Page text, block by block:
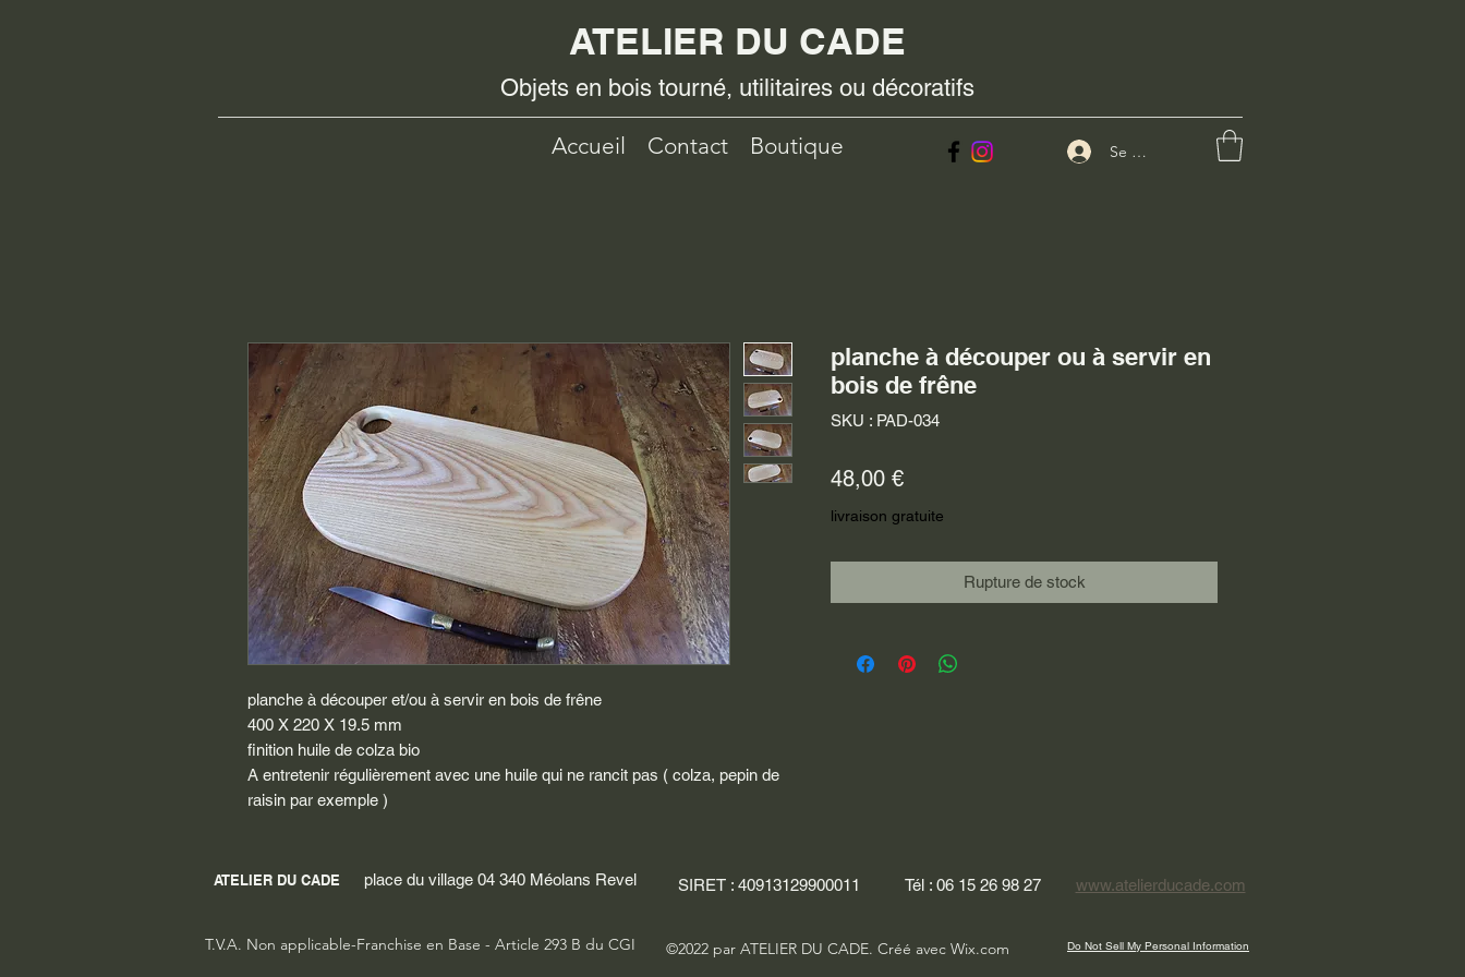
ATELIER DU CADE
Objets en bois tourné, utilitaires ou décoratifs
Accueil Contact Boutique Se connecter
planche à découper et/ou à servir en bois de frêne
400 X 220 X 19.5 mm
finition huile de colza bio
A entretenir régulièrement avec une huile qui ne rancit pas ( colza, pepin de
raisin par exemple )
planche à découper ou à servir en
bois de frêne
SKU : PAD-034
48,00 €Prix
livraison gratuite
Rupture de stock
ATELIER DU CADE place du village 04 340 Méolans Revel SIRET : 40913129900011 Tél : 06 15 26 98 27
T.V.A. Non applicable-Franchise en Base - Article 293 B du CGI ©2022 par ATELIER DU CADE. Créé avec Wix.com
www.atelierducade.com
Do Not Sell My Personal Information